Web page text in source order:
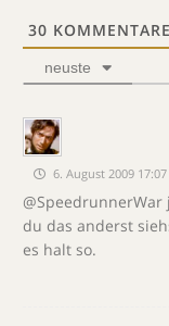
30 KOMMENTARE
neuste
6. August 2009 17:07
du das anderst
es halt so.